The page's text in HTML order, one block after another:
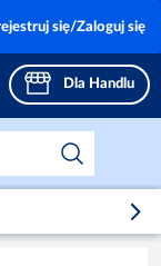
Dla Handlu
się/Zaloguj się